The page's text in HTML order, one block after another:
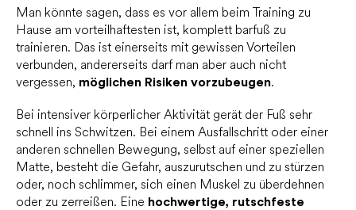
Man könnte sagen, dass es vor allem beim Training zu
Hause am vorteilhaftesten ist, komplett barfuß zu
trainieren. Das ist einerseits mit gewissen Vorteilen
verbunden, andererseits darf man aber auch nicht
vergessen, möglichen Risiken vorzubeugen.
Bei intensiver körperlicher Aktivität gerät der Fuß sehr
schnell ins Schwitzen. Bei einem Ausfallschritt oder einer
anderen schnellen Bewegung, selbst auf einer speziellen
Matte, besteht die Gefahr, auszurutschen und zu stürzen
oder, noch schlimmer, sich einen Muskel zu überdehnen
oder zu zerreißen. Eine hochwertige, rutschfeste